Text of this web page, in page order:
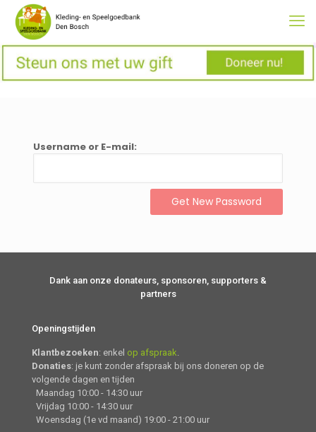
Username or E-mail:
Dank aan onze donateurs, sponsoren, supporters &
partners
Openingstijden
Klantbezoeken: enkel op afspraak.
Donaties: je kunt zonder afspraak bij ons doneren op de
volgende dagen en tijden
Maandag 10:00 - 14:30 uur
Vrijdag 10:00 - 14:30 uur
Woensdag (1e vd maand) 19:00 - 21:00 uur